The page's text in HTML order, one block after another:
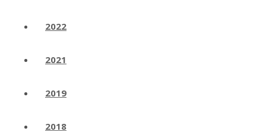
2022
2021
2019
2018